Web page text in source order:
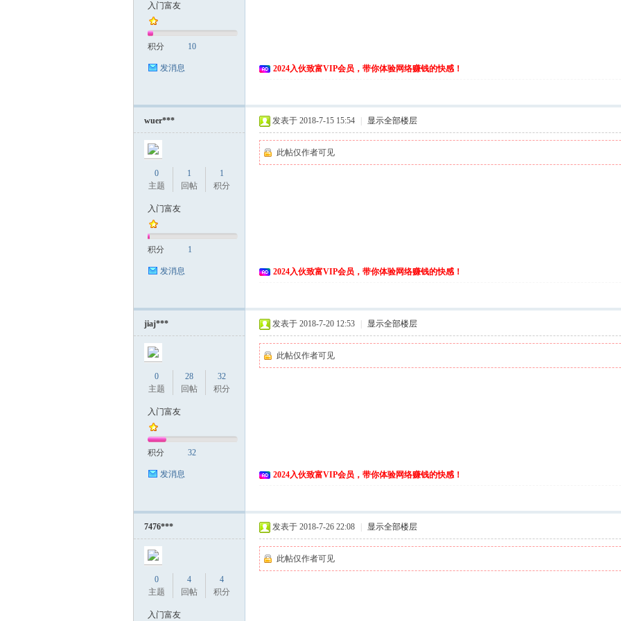
网
入门富友
积分 10
发消息 2024入伙致富VIP会员，带你体验网络赚钱的快感！
wuer***
0
主题
1
回帖
1
积分
入门富友
积分 1
发消息
发表于 2018-7-15 15:54 显示全部楼层
此帖仅作者可见
2024入伙致富VIP会员，带你体验网络赚钱的快感！
jiaj***
0
主题
28
回帖
32
积分
入门富友
积分 32
发消息
发表于 2018-7-20 12:53 显示全部楼层
此帖仅作者可见
2024入伙致富VIP会员，带你体验网络赚钱的快感！
7476***
0
主题
4
回帖
4
积分
入门富友
发表于 2018-7-26 22:08 显示全部楼层
此帖仅作者可见